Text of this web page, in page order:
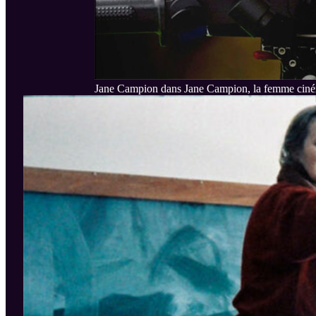
Jane Campion dans Jane Campion, la femme